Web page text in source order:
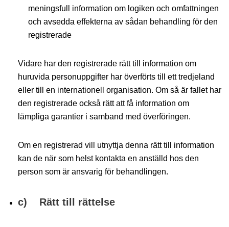
meningsfull information om logiken och omfattningen
och avsedda effekterna av sådan behandling för den
registrerade
Vidare har den registrerade rätt till information om
huruvida personuppgifter har överförts till ett tredjeland
eller till en internationell organisation. Om så är fallet har
den registrerade också rätt att få information om
lämpliga garantier i samband med överföringen.
Om en registrerad vill utnyttja denna rätt till information
kan de när som helst kontakta en anställd hos den
person som är ansvarig för behandlingen.
c) Rätt till rättelse